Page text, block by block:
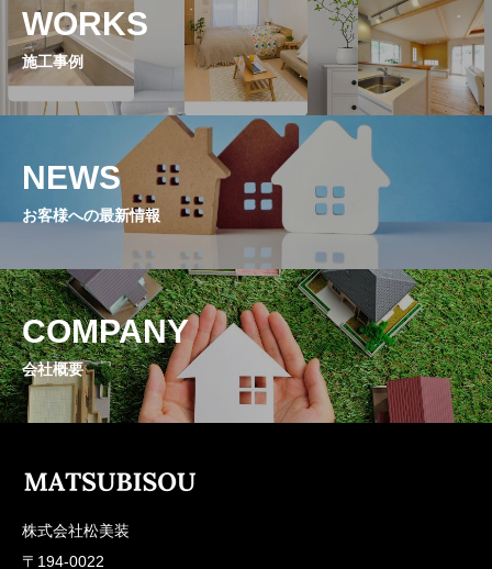
WORKS
施工事例
NEWS
お客様への最新情報
COMPANY
会社概要
株式会社松美装
〒194-0022